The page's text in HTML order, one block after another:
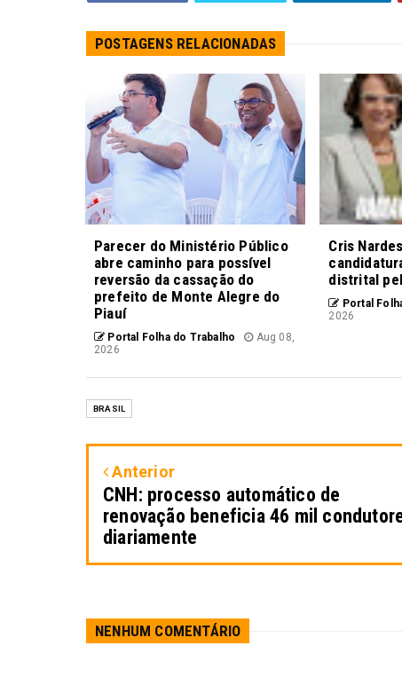
POSTAGENS RELACIONADAS
Parecer do Ministério Público
abre caminho para possível
reversão da cassação do
prefeito de Monte Alegre do
Piauí
Portal Folha do Trabalho
Aug 08,
2026
Cris
distrital
Portal
2026
BRASIL
Anterior
CNH: processo automático de
renovação beneficia 46 mil
diariamente
NENHUM COMENTÁRIO